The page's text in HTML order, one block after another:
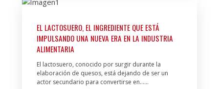
EL LACTOSUERO, EL INGREDIENTE QUE ESTÁ
IMPULSANDO UNA NUEVA ERA EN LA INDUSTRIA
ALIMENTARIA
El lactosuero, conocido por surgir durante la
elaboración de quesos, está dejando de ser un
actor secundario para convertirse en…...